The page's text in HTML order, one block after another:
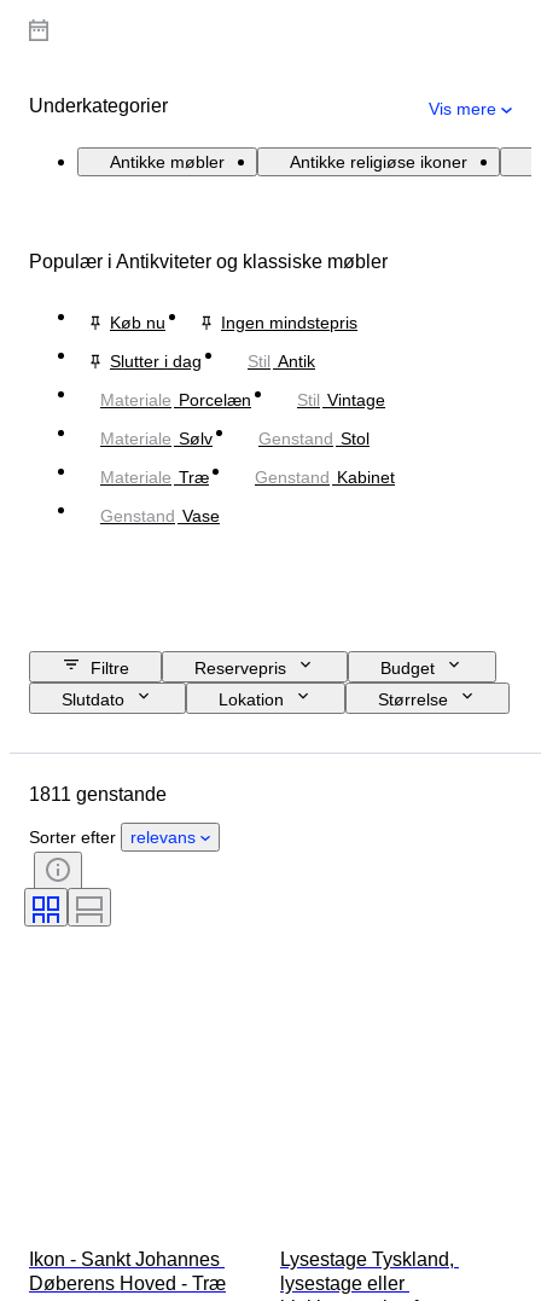
Underkategorier Vis mere
Antikke møbler Antikke religiøse ikoner
Populær i Antikviteter og klassiske møbler
Køb nu
Ingen mindstepris
Slutter i dag
Stil Antik
Materiale Porcelæn Stil Vintage
Materiale Sølv Genstand Stol
Materiale Træ Genstand Kabinet
Genstand Vase
Filtre Reservepris
Budget
Slutdato
Lokation
Størrelse
Køn
Certificering
Signatur
Kraftreserve
Urtype
1811 genstande
Sorter efter relevans
Ikon - Sankt Johannes
Døberens Hoved - Træ
Lysestage Tyskland,
lysestage eller